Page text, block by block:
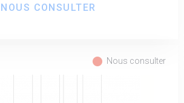
NOUS CONSULTER
fiber_manual_record Nous consulter